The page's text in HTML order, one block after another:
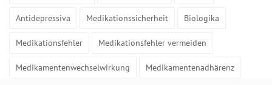
Antidepressiva Medikationssicherheit Biologika
Medikationsfehler Medikationsfehler vermeiden
Medikamentenwechselwirkung Medikamentenadhärenz